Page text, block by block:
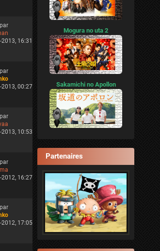
par
2013, 16:31
par
2013, 00:27
par
2013, 10:53
par
2012, 16:27
par
2012, 17:05
Mogura no uta 2
Sakamichi no Apollon
Partenaires